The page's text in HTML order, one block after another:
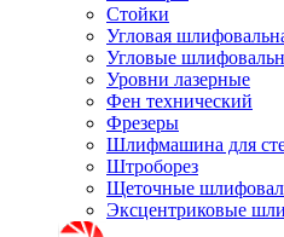
Стойки
Угловая
Угловые
Уровни лазерные
Фен технический
Фрезеры
Шлифмашина для
Штроборез
Щеточные
Эксцентриковые